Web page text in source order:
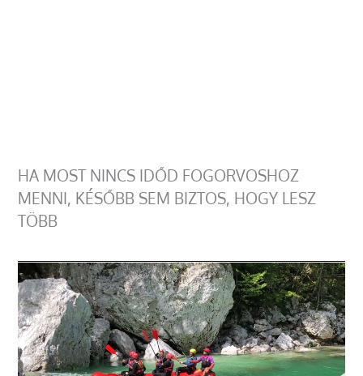
HA MOST NINCS IDŐD FOGORVOSHOZ
MENNI, KÉSŐBB SEM BIZTOS, HOGY LESZ
TÖBB